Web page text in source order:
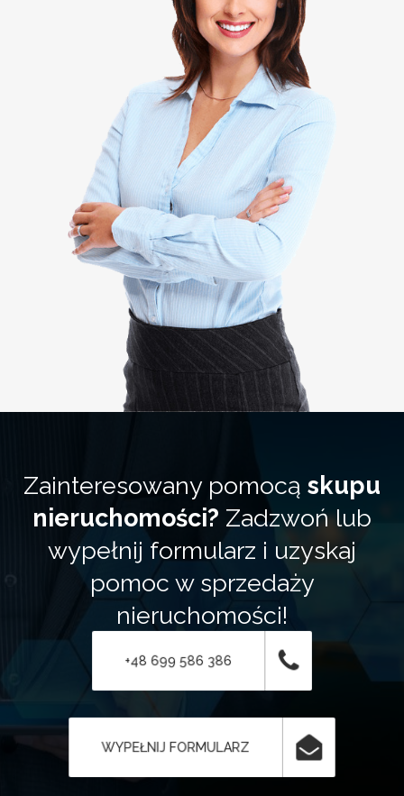
Zainteresowany pomocą skupu
nieruchomości? Zadzwoń lub
wypełnij formularz i uzyskaj
pomoc w sprzedaży
nieruchomości!
+48 699 586 386
WYPEŁNIJ FORMULARZ